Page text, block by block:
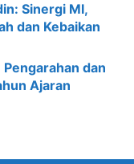
Sinergi MI,
dan Kebaikan
dan
Ajaran